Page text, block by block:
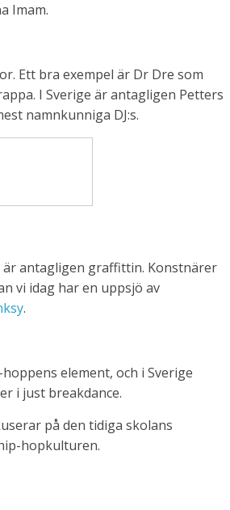
Imam.
Ett bra exempel är Dr Dre som
I Sverige är antagligen Petters
namnkunniga DJ:s.
är antagligen graffittin. Konstnärer
vi idag har en uppsjö av
.
element, och i Sverige
i just breakdance.
på den tidiga skolans
hopkulturen.